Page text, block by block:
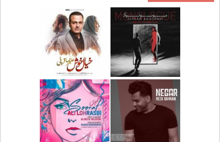
دانلود آلبوم جدید سیروان
خسروی بنام مونولوگ
دانلود آهنگ جدید علیرضا
قربانی بنام خیال خوش